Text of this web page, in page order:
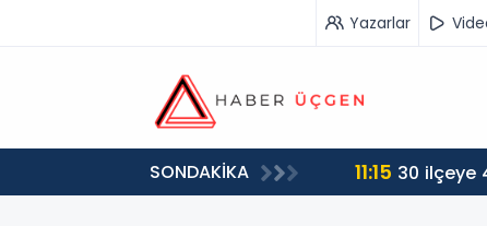
Yazarlar
SONDAKİKA 11:15 30 ilçeye